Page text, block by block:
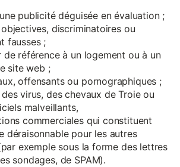
publicité déguisée en évaluation ;
discriminatoires ou
fausses ;
de référence à un logement ou à un
site web ;
offensants ou pornographiques ;
virus, des chevaux de Troie ou
malveillants,
commerciales qui constituent
déraisonnable pour les autres
exemple sous la forme des lettres
sondages, de SPAM).